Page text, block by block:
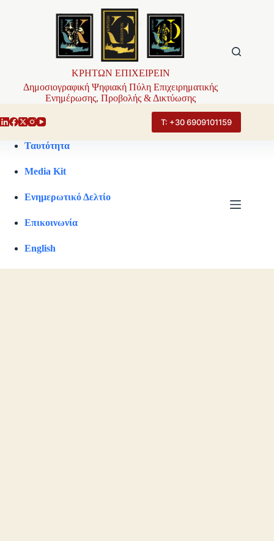
ΚΡΗΤΩΝ ΕΠΙΧΕΙΡΕΙΝ
Δημοσιογραφική Ψηφιακή Πύλη Επιχειρηματικής
Ενημέρωσης, Προβολής & Δικτύωσης
Τ: +30 6909101159
Ταυτότητα
Media Kit
Ενημερωτικό Δελτίο
Επικοινωνία
English